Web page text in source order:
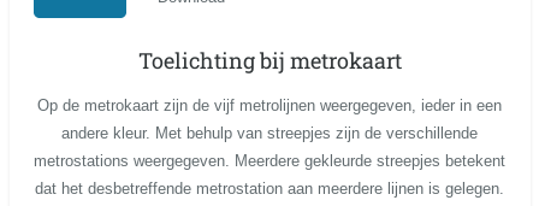
Toelichting bij metrokaart
Op de metrokaart zijn de vijf metrolijnen weergegeven, ieder in een
andere kleur. Met behulp van streepjes zijn de verschillende
metrostations weergegeven. Meerdere gekleurde streepjes betekent
dat het desbetreffende metrostation aan meerdere lijnen is gelegen.